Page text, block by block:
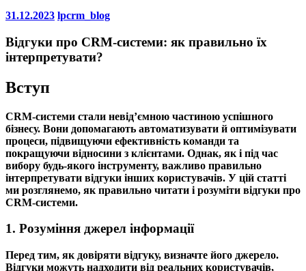
31.12.2023 lpcrm_blog
Відгуки про CRM-системи: як правильно їх
інтерпретувати?
Вступ
CRM-системи стали невід’ємною частиною успішного
бізнесу. Вони допомагають автоматизувати й оптимізувати
процеси, підвищуючи ефективність команди та
покращуючи відносини з клієнтами. Однак, як і під час
вибору будь-якого інструменту, важливо правильно
інтерпретувати відгуки інших користувачів. У цій статті
ми розглянемо, як правильно читати і розуміти відгуки про
CRM-системи.
1. Розуміння джерел інформації
Перед тим, як довіряти відгуку, визначте його джерело.
Відгуки можуть надходити від реальних користувачів,